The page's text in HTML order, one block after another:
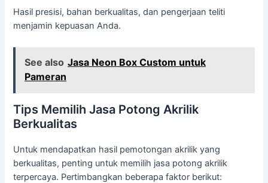
Hasil presisi, bahan berkualitas, dan pengerjaan teliti
menjamin kepuasan Anda.
See also Jasa Neon Box Custom untuk
Pameran
Tips Memilih Jasa Potong Akrilik
Berkualitas
Untuk mendapatkan hasil pemotongan akrilik yang
berkualitas, penting untuk memilih jasa potong akrilik
terpercaya. Pertimbangkan beberapa faktor berikut: